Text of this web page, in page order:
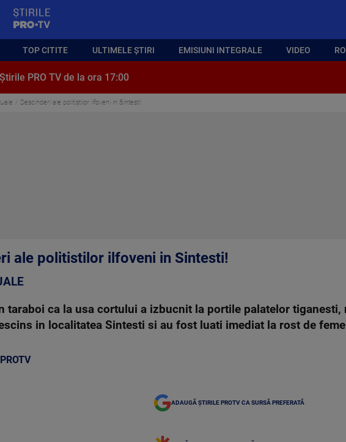
TOP CITITE ULTIMELE ȘTIRI EMISIUNI INTEGRALE VIDEO
Știrile PRO TV de la ora 17:00
Descinderi ale politistilor ilfoveni in Sintesti!
ale politistilor ilfoveni in Sintesti!
taraboi ca la usa cortului a izbucnit la portile palatelor tiganesti,
in localitatea Sintesti si au fost luati imediat la rost de
ADAUGĂ ȘTIRILE PROTV CA SURSĂ PREFERATĂ